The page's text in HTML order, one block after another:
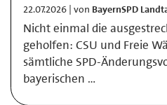
22.07.2026 | von BayernSPD
Nicht einmal die
geholfen: CSU und Freie
sämtliche SPD-
bayerischen …